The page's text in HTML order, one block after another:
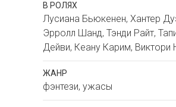
В РОЛЯХ
Лусиана Бьюкенен, Хантер
Эрролл Шанд, Тэнди Райт,
Дейви, Кеану Карим, Виктори
ЖАНР
фэнтези, ужасы